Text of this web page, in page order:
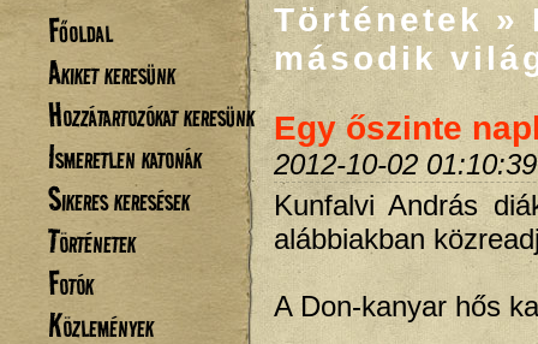
Főoldal
Akiket keresünk
Hozzátartozókat keresünk
Ismeretlen katonák
Sikeres keresések
Történetek
Fotók
Közlemények
Történetek »
második
Egy őszinte
2012-10-02 01:10:39
Kunfalvi András
alábbiakban
A Don-kanyar hős